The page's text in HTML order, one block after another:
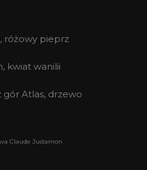
różowy pieprz
kwiat wanilii
gór Atlas, drzewo
Claude Justamon